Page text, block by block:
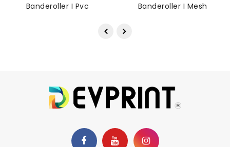
Banderoller I Pvc Banderoller I Mesh